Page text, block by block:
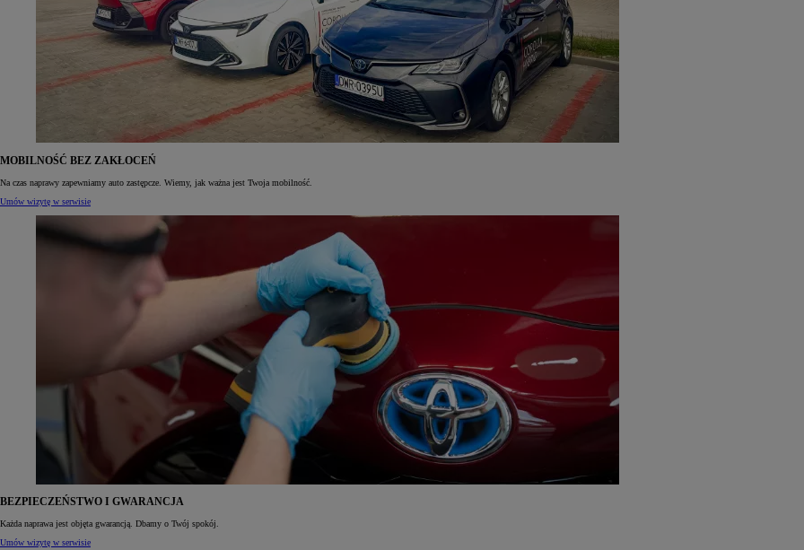
Od 105 300 zł
MOBILNOŚĆ BEZ ZAKŁOCEŃ
Na czas naprawy zapewniamy auto zastępcze. Wiemy, jak ważna jest Twoja mobilność.
Umów wizytę w serwisie
BEZPIECZEŃSTWO I GWARANCJA
Każda naprawa jest objęta gwarancją. Dbamy o Twój spokój.
Umów wizytę w serwisie